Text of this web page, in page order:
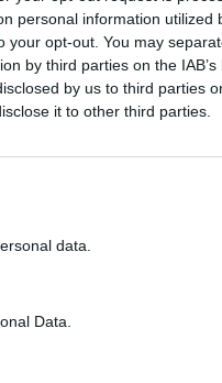
personal information utilized
your opt-out. You may
by third parties on the
by us to third parties
it to other third parties.
data.
Data.
48 katonai
13 esetben
esetben házakra,
kellett eltávolítaniuk,
egy, a George
Emellett a